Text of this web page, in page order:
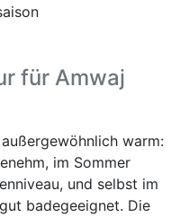
für Amwaj
warm:
im Sommer
und selbst im
badegeeignet. Die